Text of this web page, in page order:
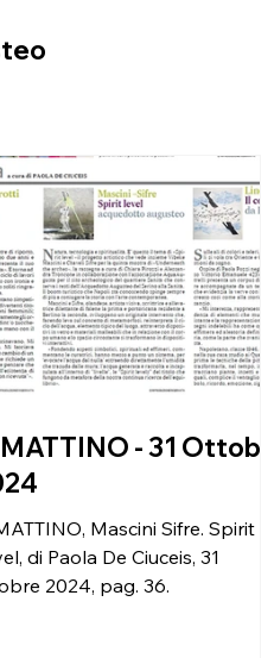
- 31 Ottobre
Mascini Sifre. Spirit
di Paola De Ciuceis, 31
2024, pag. 36.